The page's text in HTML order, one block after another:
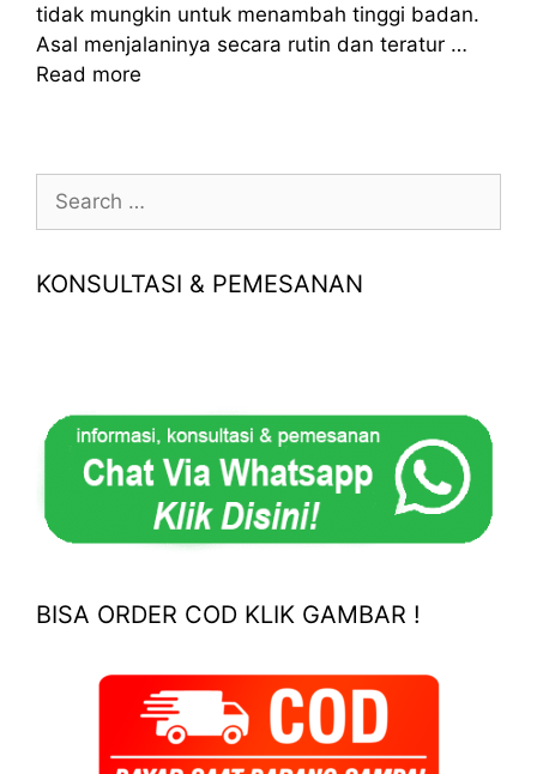
tidak mungkin untuk menambah tinggi badan.
Asal menjalaninya secara rutin dan teratur …
Read more
for:
KONSULTASI & PEMESANAN
BISA ORDER COD KLIK GAMBAR !